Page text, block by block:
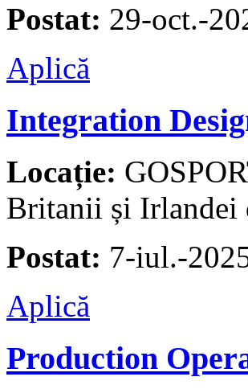
Postat: 29-oct.-
Aplică
Integration
Locație:
Britanii și Irlandei
Postat: 7-iul.-
Aplică
Production